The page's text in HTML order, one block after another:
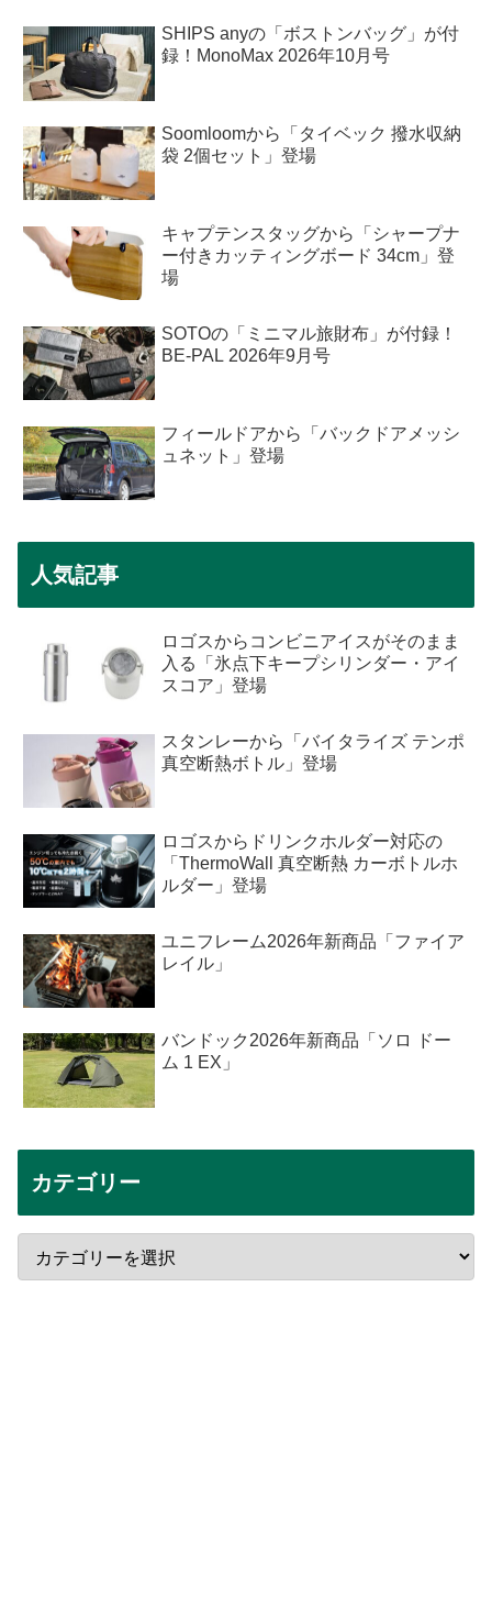
SHIPS anyの「ボストンバッグ」が付
録！MonoMax 2026年10月号
Soomloomから「タイベック 撥水収納
袋 2個セット」登場
キャプテンスタッグから「シャープナ
ー付きカッティングボード 34cm」登
場
SOTOの「ミニマル旅財布」が付録！
BE-PAL 2026年9月号
フィールドアから「バックドアメッシ
ュネット」登場
人気記事
ロゴスからコンビニアイスがそのまま
入る「氷点下キープシリンダー・アイ
スコア」登場
スタンレーから「バイタライズ テンポ
真空断熱ボトル」登場
ロゴスからドリンクホルダー対応の
「ThermoWall 真空断熱 カーボトルホ
ルダー」登場
ユニフレーム2026年新商品「ファイア
レイル」
バンドック2026年新商品「ソロ ドー
ム 1 EX」
カテゴリー